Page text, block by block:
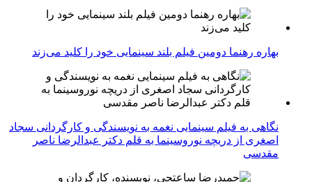
بهاره رهنما دومین فیلم بلند سینمایی خود را کلید می‌زند
نگاهی به فیلم سینمایی نغمه به نویسندگی و کارگردانی سجاد
اصغری از دریچه نوروسینما به قلم دکتر عبدالرضا ناصر
مقدسی